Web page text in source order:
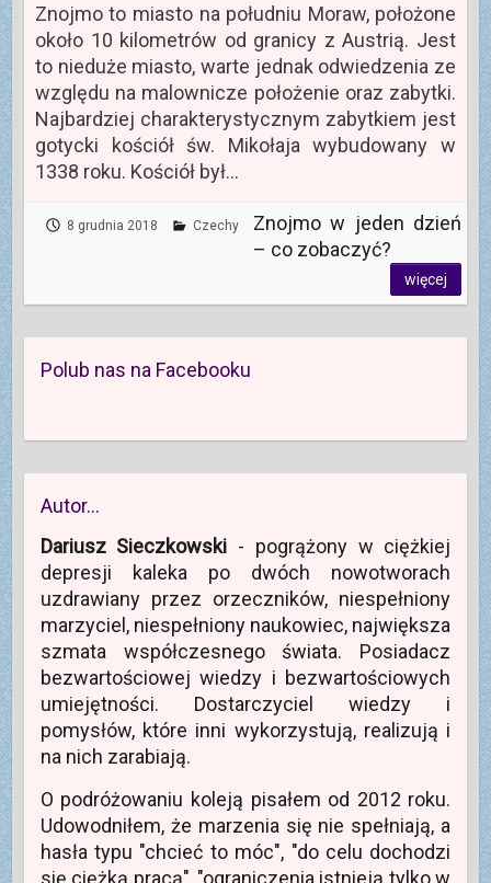
Znojmo to miasto na południu Moraw, położone
około 10 kilometrów od granicy z Austrią. Jest
to nieduże miasto, warte jednak odwiedzenia ze
względu na malownicze położenie oraz zabytki.
Najbardziej charakterystycznym zabytkiem jest
gotycki kościół św. Mikołaja wybudowany w
1338 roku. Kościół był…
8 grudnia 2018 Czechy
Znojmo w jeden dzień
– co zobaczyć?
więcej
Polub nas na Facebooku
Autor…
Dariusz Sieczkowski - pogrążony w ciężkiej
depresji kaleka po dwóch nowotworach
uzdrawiany przez orzeczników, niespełniony
marzyciel, niespełniony naukowiec, największa
szmata współczesnego świata. Posiadacz
bezwartościowej wiedzy i bezwartościowych
umiejętności. Dostarczyciel wiedzy i
pomysłów, które inni wykorzystują, realizują i
na nich zarabiają.
O podróżowaniu koleją pisałem od 2012 roku.
Udowodniłem, że marzenia się nie spełniają, a
hasła typu "chcieć to móc", "do celu dochodzi
się ciężką pracą", "ograniczenia istnieją tylko w